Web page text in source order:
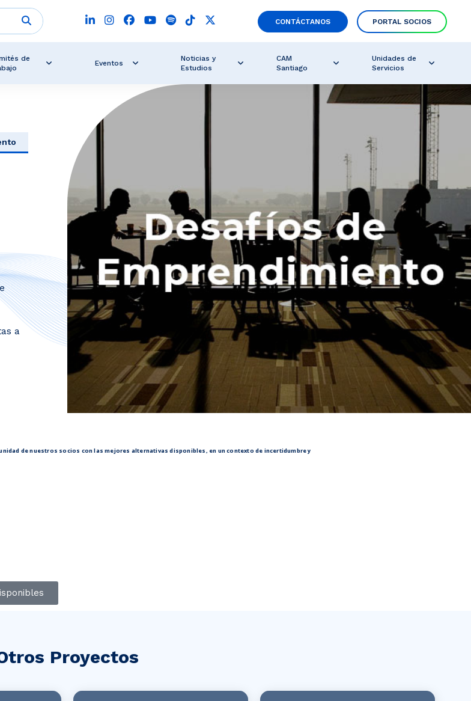
CONTÁCTANOS PORTAL SOCIOS
de
Eventos
Noticias y
Estudios
CAM
Santiago
Unidades de
Servicios
a
de nuestros socios con las mejores alternativas disponibles, en un contexto de incertidumbre y
Proyectos